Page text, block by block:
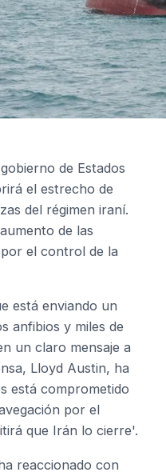
de Estados
el estrecho de
del régimen iraní.
de las
el control de la
está enviando un
anfibios y miles de
un claro mensaje a
Lloyd Austin, ha
está comprometido
por el
que Irán lo cierre'.
reaccionado con